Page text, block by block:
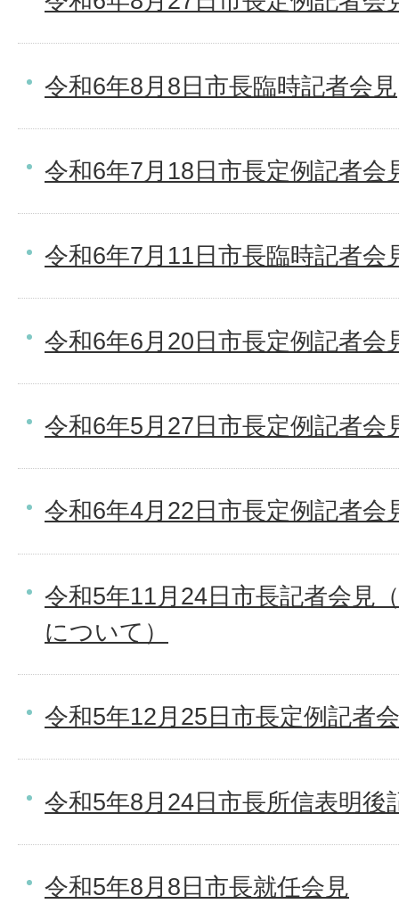
令和6年8月8日市長臨時記者会見
令和6年7月18日市長定例記者会
令和6年7月11日市長臨時記者会
令和6年6月20日市長定例記者会
令和6年5月27日市長定例記者会
令和6年4月22日市長定例記者会
令和5年11月24日市長記者会見
について）
令和5年12月25日市長定例記者
令和5年8月24日市長所信表明後
令和5年8月8日市長就任会見